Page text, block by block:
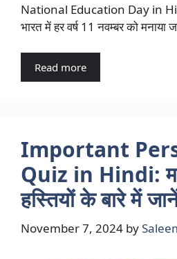
National Education Day in
भारत में हर वर्ष 11 नवम्बर को मनाया
Read more
Important
Quiz in Hindi:
हस्तियों के बारे में
November 7, 2024 by